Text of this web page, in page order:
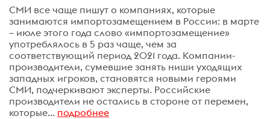
СМИ все чаще пишут о компаниях, которые
занимаются импортозамещением в России: в марте
– июле этого года слово «импортозамещение»
употреблялось в 5 раз чаще, чем за
соответствующий период 2021 года. Компании-
производители, сумевшие занять ниши уходящих
западных игроков, становятся новыми героями
СМИ, подчеркивают эксперты. Российские
производители не остались в стороне от перемен,
которые... подробнее